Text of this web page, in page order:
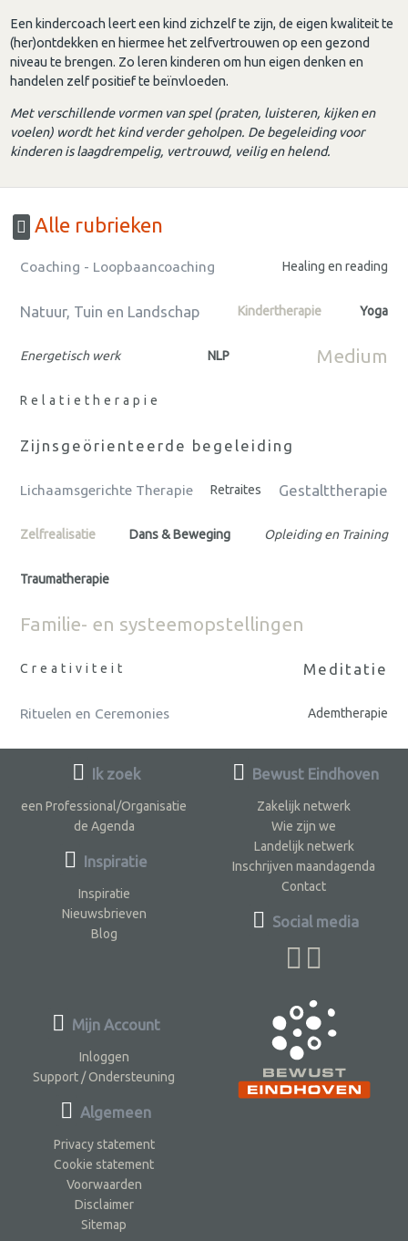
Een kindercoach leert een kind zichzelf te zijn, de eigen kwaliteit te
(her)ontdekken en hiermee het zelfvertrouwen op een gezond
niveau te brengen. Zo leren kinderen om hun eigen denken en
handelen zelf positief te beïnvloeden.
Met verschillende vormen van spel (praten, luisteren, kijken en
voelen) wordt het kind verder geholpen. De begeleiding voor
kinderen is laagdrempelig, vertrouwd, veilig en helend.
Alle rubrieken
Coaching - Loopbaancoaching Healing en reading
Natuur, Tuin en Landschap Kindertherapie Yoga
Energetisch werk NLP Medium
Relatietherapie
Zijnsgeörienteerde begeleiding
Lichaamsgerichte Therapie Retraites Gestalttherapie
Zelfrealisatie Dans & Beweging Opleiding en Training
Traumatherapie
Familie- en systeemopstellingen
Creativiteit Meditatie
Rituelen en Ceremonies Ademtherapie
Ik zoek
een Professional/Organisatie
de Agenda
Inspiratie
Inspiratie
Nieuwsbrieven
Blog
Bewust Eindhoven
Zakelijk netwerk
Wie zijn we
Landelijk netwerk
Inschrijven maandagenda
Contact
Social media
Mijn Account
Inloggen
Support / Ondersteuning
Algemeen
Privacy statement
Cookie statement
Voorwaarden
Disclaimer
Sitemap